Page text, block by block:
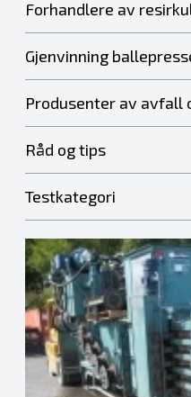
Forhandlere av
Gjenvinning
Produsenter av avfall
Råd og tips
Testkategori